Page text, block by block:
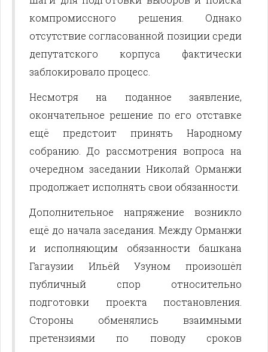
компромиссного решения. Однако
отсутствие согласованной позиции среди
депутатского корпуса фактически
заблокировало процесс.
Несмотря на поданное заявление,
окончательное решение по его отставке
ещё предстоит принять Народному
собранию. До рассмотрения вопроса на
очередном заседании Николай Орманжи
продолжает исполнять свои обязанности.
Дополнительное напряжение возникло
ещё до начала заседания. Между Орманжи
и исполняющим обязанности башкана
Гагаузии Ильёй Узуном произошёл
публичный спор относительно
подготовки проекта постановления.
Стороны обменялись взаимными
претензиями по поводу сроков